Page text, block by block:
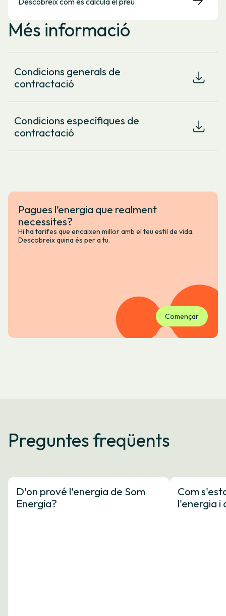
Més informació
Condicions generals de
contractació
Condicions específiques de
contractació
Pagues l’energia que realment
necessites?
Hi ha tarifes que encaixen millor amb el teu estil de vida.
Descobreix quina és per a tu.
Començar
Preguntes freqüents
D'on prové l'energia de Som
Energia?
Com
l'energia i